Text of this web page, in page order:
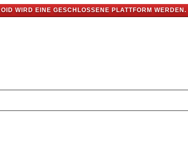
WIRD EINE GESCHLOSSENE PLATTFORM WERDEN.